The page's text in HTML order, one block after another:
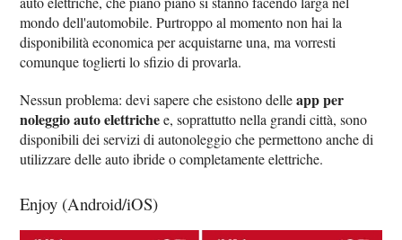
mondo dell'automobile. Purtroppo al momento non hai la
disponibilità economica per acquistarne una, ma vorresti
comunque toglierti lo sfizio di provarla.
Nessun problema: devi sapere che esistono delleapp per
noleggio auto elettrichee, soprattutto nella grandi città, sono
disponibili dei servizi di autonoleggio che permettono anche di
utilizzare delle auto ibride o completamente elettriche.
Enjoy (Android/iOS)